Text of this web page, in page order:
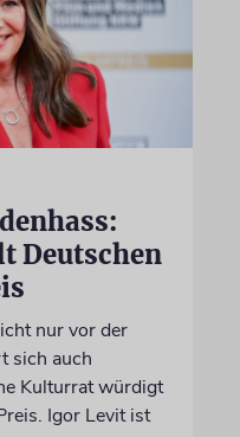
Deutschen
nur vor der
sich auch
Kulturrat würdigt
Igor Levit ist